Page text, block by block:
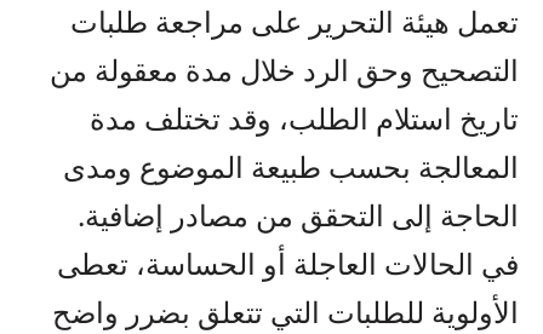
تعمل هيئة التحرير على مراجعة طلبات
التصحيح وحق الرد خلال مدة معقولة من
تاريخ استلام الطلب، وقد تختلف مدة
المعالجة بحسب طبيعة الموضوع ومدى
الحاجة إلى التحقق من مصادر إضافية.
في الحالات العاجلة أو الحساسة، تعطى
الأولوية للطلبات التي تتعلق بضرر واضح